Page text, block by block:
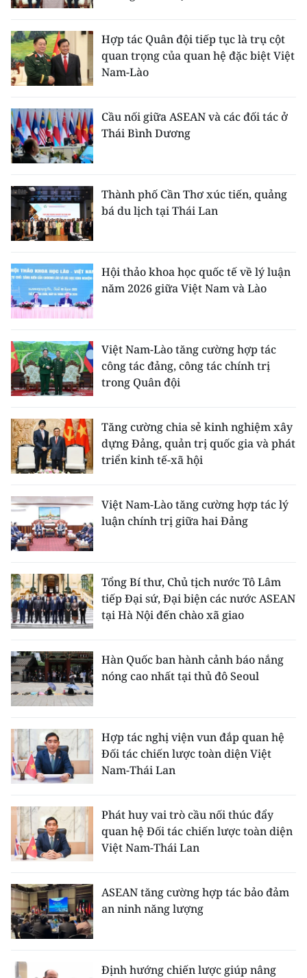
Hợp tác Quân đội tiếp tục là trụ cột
quan trọng của quan hệ đặc biệt Việt
Nam-Lào
Cầu nối giữa ASEAN và các đối tác ở
Thái Bình Dương
Thành phố Cần Thơ xúc tiến, quảng
bá du lịch tại Thái Lan
Hội thảo khoa học quốc tế về lý luận
năm 2026 giữa Việt Nam và Lào
Việt Nam-Lào tăng cường hợp tác
công tác đảng, công tác chính trị
trong Quân đội
Tăng cường chia sẻ kinh nghiệm xây
dựng Đảng, quản trị quốc gia và phát
triển kinh tế-xã hội
Việt Nam-Lào tăng cường hợp tác lý
luận chính trị giữa hai Đảng
Tổng Bí thư, Chủ tịch nước Tô Lâm
tiếp Đại sứ, Đại biện các nước ASEAN
tại Hà Nội đến chào xã giao
Hàn Quốc ban hành cảnh báo nắng
nóng cao nhất tại thủ đô Seoul
Hợp tác nghị viện vun đắp quan hệ
Đối tác chiến lược toàn diện Việt
Nam-Thái Lan
Phát huy vai trò cầu nối thúc đẩy
quan hệ Đối tác chiến lược toàn diện
Việt Nam-Thái Lan
ASEAN tăng cường hợp tác bảo đảm
an ninh năng lượng
Định hướng chiến lược giúp nâng